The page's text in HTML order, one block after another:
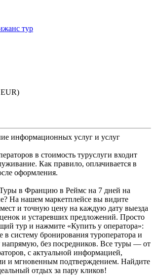
тур
информационных услуг и услуг
в стоимость туруслуги входит
Как правило, оплачивается в
оформления.
в Францию в Реймс на 7 дней на
На нашем маркетплейсе вы видите
и точную цену на каждую дату выезда
и устаревших предложений. Просто
тур и нажмите «Купить у оператора»:
в систему бронирования туроператора и
напрямую, без посредников. Все туры — от
с актуальной информацией,
и мгновенным подтверждением. Найдите
отдых за пару кликов!